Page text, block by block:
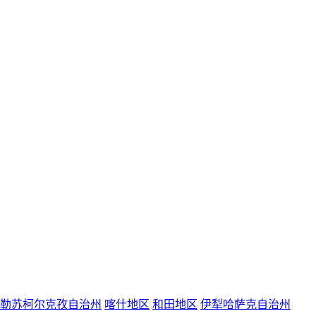
苏柯尔克孜自治州 喀什地区 和田地区 伊犁哈萨克自治州